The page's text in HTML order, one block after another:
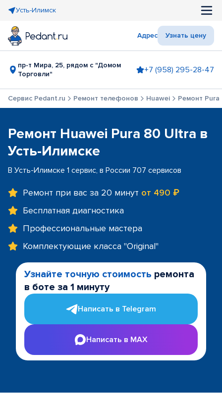
Усть-Илимск
Адрес Узнать цену
пр-т Мира, 25, рядом с "Домом
Торговли"
+7 (958) 295-28-47
Сервис Pedant.ru Ремонт телефонов Huawei Ремонт
Ремонт Huawei Pura 80 Ultra в
Усть-Илимске
В Усть-Илимске 1 сервис, в России 707 сервисов
Ремонт при вас за 20 минут от 490 ₽
Бесплатная диагностика
Профессиональные мастера
Комплектующие класса "Original"
Узнайте точную стоимость ремонта
в боте за 1 минуту
Написать в Telegram
Написать в MAX